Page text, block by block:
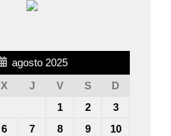
agosto 2025
X J V S
D
1
2
3
6 7 8 9
10